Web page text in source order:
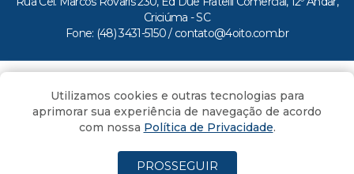
Criciúma - SC
Fone: (48) 3431-5150 / contato@4oito.com.br
Todos os direitos reservados ao Portal 4oito
Utilizamos cookies e outras tecnologias para
aprimorar sua experiência de navegação de acordo
com nossa Política de Privacidade.
PROSSEGUIR